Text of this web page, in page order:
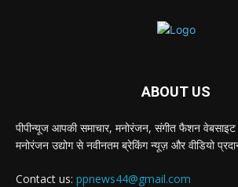
ABOUT US
पीपीन्यूज आपकी समाचार, मनोरंजन, संगीत फैशन
मनोरंजन उद्योग से नवीनतम ब्रेकिंग न्यूज़ और वीडियो
Contact us: ppnews44@gmail.com